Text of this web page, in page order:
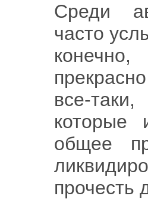
Среди
часто
все-
которые
общее
прочесть